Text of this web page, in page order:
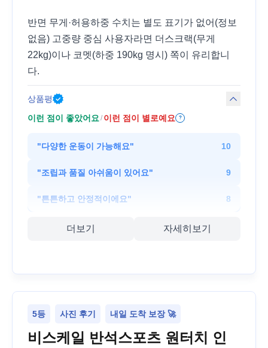
반면 무게·허용하중 수치는 별도 표기가 없어(정보
없음) 고중량 중심 사용자라면 더스크랙(무게
22kg)이나 코멧(하중 190kg 명시) 쪽이 유리합니
다.
상품평
이런 점이 좋았어요 / 이런 점이 별로예요 ?
"다양한 운동이 가능해요" 10
"조립과 품질 아쉬움이 있어요" 9
"튼튼하고 안정적이에요" 8
더보기 자세히보기
5등 사진 후기 내일 도착 보장 🚀
비스케일 반석스포츠 원터치 인